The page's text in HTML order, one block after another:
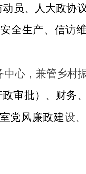
员、人大政协
全生产、信访
心，兼管乡村
审批）、财务、
党风廉政建设